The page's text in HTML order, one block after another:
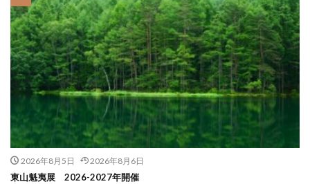
2026年8月5日 2026年8月6日
東山魁夷展 2026-2027年開催